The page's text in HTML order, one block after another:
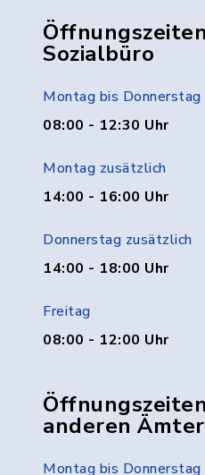
Sozialbüro
Montag bis Donnerstag
08:00 - 12:30 Uhr
Montag zusätzlich
14:00 - 16:00 Uhr
Donnerstag zusätzlich
14:00 - 18:00 Uhr
Freitag
08:00 - 12:00 Uhr
anderen Ämter
Montag bis Donnerstag